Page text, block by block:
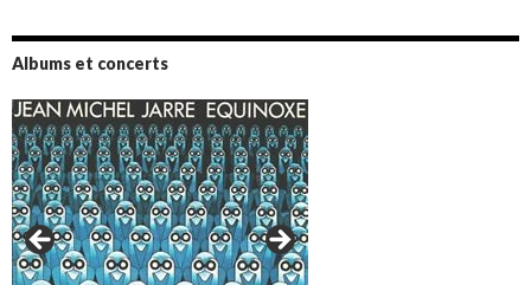
Albums et concerts